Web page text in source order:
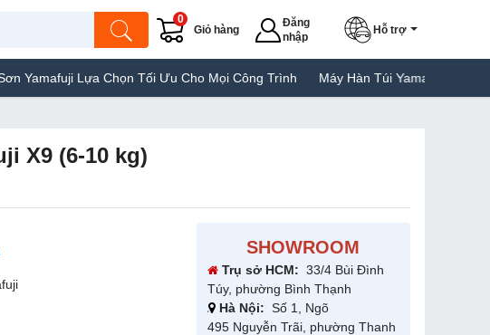
Giỏ hàng
0
Đăng
nhập
Hỗ trợ
Lựa Chọn Tối Ưu Cho Mọi Công Trình Máy Hàn Túi Yamafuji Lựa Chọn Tốt
X9 (6-10 kg)
SHOWROOM
Trụ sở HCM: 33/4 Bùi Đình
Túy, phường Bình Thạnh
Hà Nội: Số 1, Ngõ
495 Nguyễn Trãi, phường Thanh